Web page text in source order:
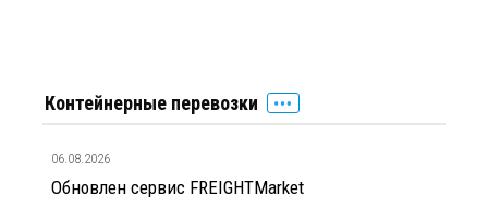
Контейнерные перевозки
06.08.2026
Обновлен сервис FREIGHTMarket